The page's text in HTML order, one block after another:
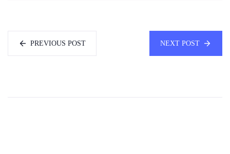
PREVIOUS POST NEXT POST